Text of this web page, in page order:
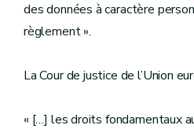
des données à caractère
règlement ».
La Cour de justice de l’Union
« […] les droits fondamentaux